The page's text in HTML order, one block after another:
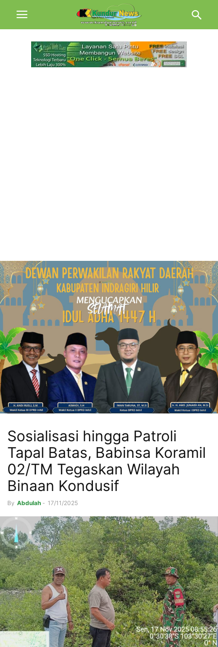
Sosialisasi hingga Patroli
Tapal Batas, Babinsa Koramil
02/TM Tegaskan Wilayah
Binaan Kondusif
By Abdulah - 17/11/2025